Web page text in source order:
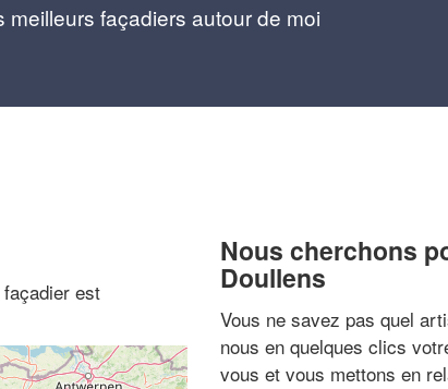
façadiers autour de moi
est
Nous cherchons
Doullens
Vous ne savez pas quel
nous en quelques clics
vous et vous mettons en